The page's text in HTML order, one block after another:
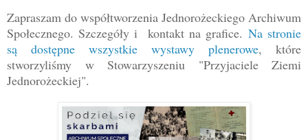
Zapraszam do współtworzenia Jednorożeckiego Archiwum
Społecznego. Szczegóły i kontakt na grafice. Na stronie
są dostępne wszystkie wystawy plenerowe, które
stworzyliśmy w Stowarzyszeniu "Przyjaciele Ziemi
Jednorożeckiej".